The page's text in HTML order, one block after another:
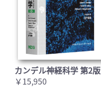
カンデル神経科学 第2版
￥15,950